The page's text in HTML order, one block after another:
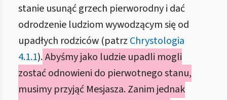
stanie usunąć grzech pierworodny i dać
odrodzenie ludziom wywodzącym się od
upadłych rodziców (patrz Chrystologia
4.1.1).Abyśmy jako ludzie upadli mogli
zostać odnowieni do pierwotnego stanu,
musimy przyjąć Mesjasza. Zanim jednak